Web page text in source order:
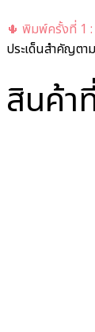
🌵 พิมพ์ครั้งที่ 1 :
ประเด็นสำคัญตา
สินค้า